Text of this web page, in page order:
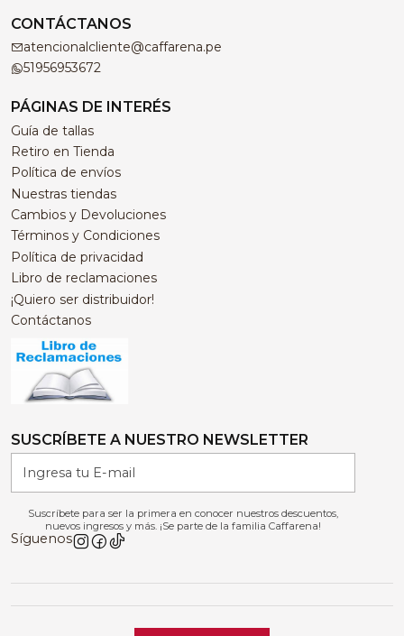
CONTÁCTANOS
atencionalcliente@caffarena.pe
51956953672
PÁGINAS DE INTERÉS
Guía de tallas
Retiro en Tienda
Política de envíos
Nuestras tiendas
Cambios y Devoluciones
Términos y Condiciones
Política de privacidad
Libro de reclamaciones
¡Quiero ser distribuidor!
Contáctanos
SUSCRÍBETE A NUESTRO NEWSLETTER
Suscríbete para ser la primera en conocer nuestros descuentos,
nuevos ingresos y más. ¡Se parte de la familia Caffarena!
Síguenos